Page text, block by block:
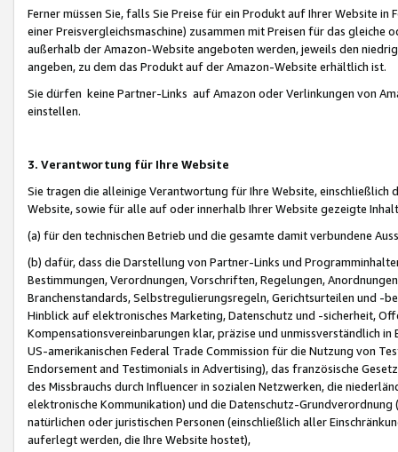
Ferner müssen Sie, falls Sie Preise für ein Produkt auf Ihrer Website
einer Preisvergleichsmaschine) zusammen mit Preisen für das
außerhalb der Amazon-Website angeboten werden, jeweils den
angeben, zu dem das Produkt auf der Amazon-Website erhältlich ist.
Sie dürfen keine Partner-Links auf Amazon oder Verlinkungen von
einstellen.
3. Verantwortung für Ihre Website
Sie tragen die alleinige Verantwortung für Ihre Website,
Website, sowie für alle auf oder innerhalb Ihrer Website gezeigte
(a) für den technischen Betrieb und die gesamte damit verbundene
(b) dafür, dass die Darstellung von Partner-Links und
Bestimmungen, Verordnungen, Vorschriften, Regelungen,
Branchenstandards, Selbstregulierungsregeln, Gerichtsurteilen und -
Hinblick auf elektronisches Marketing, Datenschutz und -sicherheit,
Kompensationsvereinbarungen klar, präzise und unmissverständlich
US-amerikanischen Federal Trade Commission für die Nutzung von
Endorsement and Testimonials in Advertising), das französische
des Missbrauchs durch Influencer in sozialen Netzwerken, die
elektronische Kommunikation) und die Datenschutz-
natürlichen oder juristischen Personen (einschließlich aller
auferlegt werden, die Ihre Website hostet),